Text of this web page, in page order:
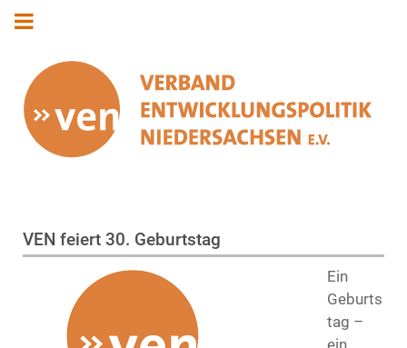
VEN feiert 30. Geburtstag
Ein
Geburts
tag –
ein